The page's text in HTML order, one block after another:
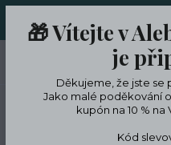
🎁 Vítejte v
je
Děkujeme, že jste se
Jako malé poděkování
kupón na 10 %
Kód